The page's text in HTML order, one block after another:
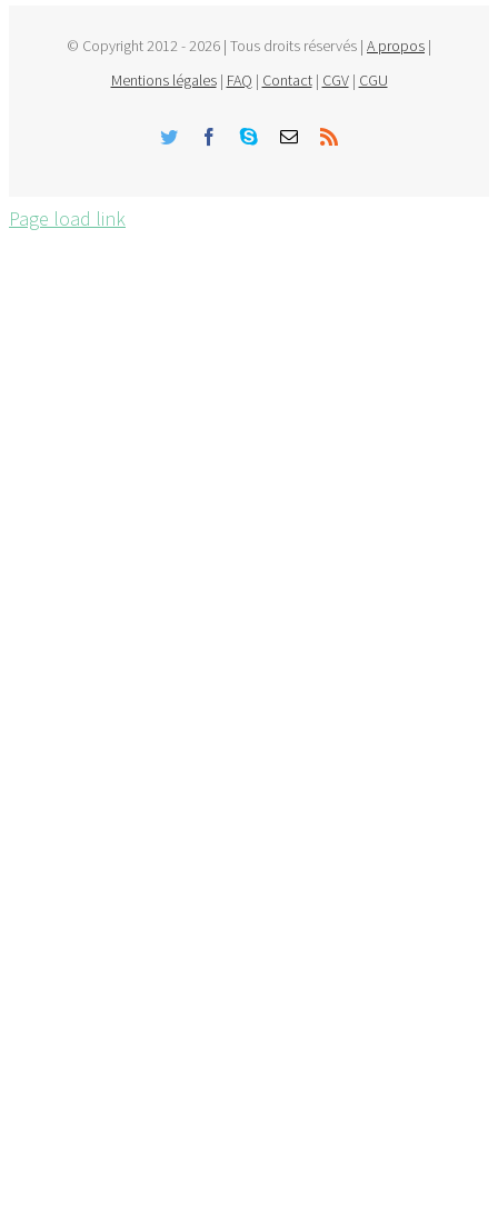
© Copyright 2012 -2026 | Tous droits réservés | A propos |
Mentions légales| FAQ | Contact| CGV| CGU
Twitter Facebook
SkypeEmailRss
Page load link